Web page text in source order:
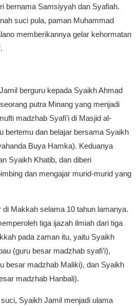
bernama Samsiyyah dan Syafiah.
suci pula, paman Muhammad
memberikannya gelar kehormatan
berguru kepada Syaikh Ahmad
putra Minang yang menjadi
madzhab Syafi’i di Masjid al-
bertemu dan belajar bersama Syaikh
Buya Hamka). Keduanya
Syaikh Khatib, dan diberi
dan mengajar murid-murid yang
Makkah selama 10 tahun lamanya.
tiga ijazah ilmiah dari tiga
pada zaman itu, yaitu Syaikh
(guru besar madzhab syafi’i),
besar madzhab Maliki), dan Syaikh
madzhab Hanbali).
Syaikh Jamil menjadi ulama